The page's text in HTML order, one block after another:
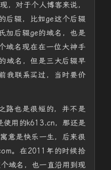
，对于个人博客来说，
后辍，比如ge这个后辍
加后辍ge的域名，也是
域名现在在一位大神手
域名，但是三大后辍早
我联系买过，当时要价
路也是很短的，并不是
使用的k613.cn，那还是
意是快乐一生，后来很
。在2011年的时候拾
域名，也一直沿用到现